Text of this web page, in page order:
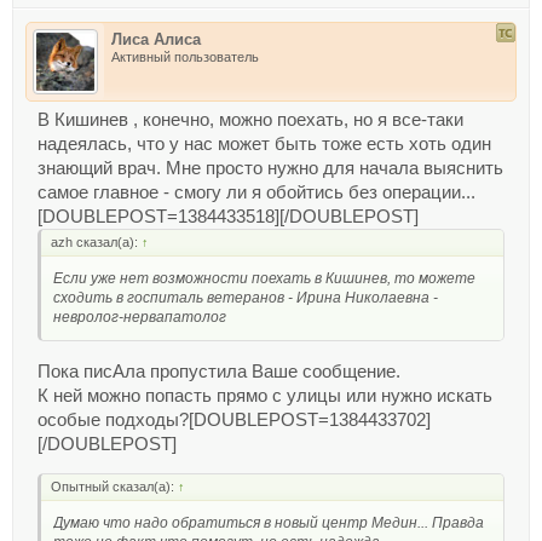
Лиса Алиса
Активный пользователь
В Кишинев , конечно, можно поехать, но я все-таки
надеялась, что у нас может быть тоже есть хоть один
знающий врач. Мне просто нужно для начала выяснить
самое главное - смогу ли я обойтись без операции...
[DOUBLEPOST=1384433518][/DOUBLEPOST]
azh сказал(а): ↑
Если уже нет возможности поехать в Кишинев, то можете
сходить в госпиталь ветеранов - Ирина Николаевна -
невролог-нервапатолог
Пока писАла пропустила Ваше сообщение.
К ней можно попасть прямо с улицы или нужно искать
особые подходы?[DOUBLEPOST=1384433702]
[/DOUBLEPOST]
Опытный сказал(а): ↑
Думаю что надо обратиться в новый центр Медин... Правда